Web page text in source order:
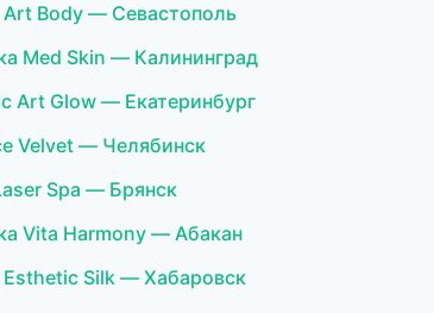
Art Body — Севастополь
Med Skin — Калининград
Art Glow — Екатеринбург
Velvet — Челябинск
Spa — Брянск
Vita Harmony — Абакан
Esthetic Silk — Хабаровск